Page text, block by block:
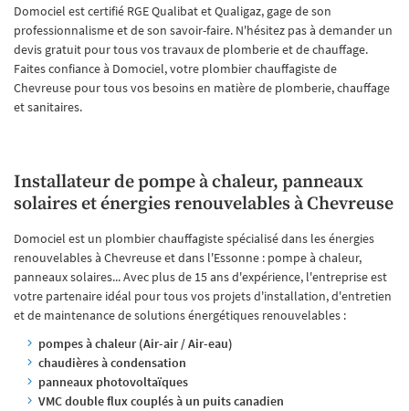
/ CHAUFFAGE
RENOUVELABLES
CONTACT
Restez
Rejoignez-
Domociel est certifié RGE Qualibat et Qualigaz, gage de son
professionnalisme et de son savoir-faire. N'hésitez pas à demander un
devis gratuit pour tous vos travaux de plomberie et de chauffage.
Faites confiance à Domociel, votre plombier chauffagiste de
Chevreuse pour tous vos besoins en matière de plomberie, chauffage
et sanitaires.
Installateur de pompe à chaleur, panneaux
solaires et énergies renouvelables à Chevreuse
Domociel est un plombier chauffagiste spécialisé dans les énergies
renouvelables à Chevreuse et dans l'Essonne : pompe à chaleur,
panneaux solaires... Avec plus de 15 ans d'expérience, l'entreprise est
votre partenaire idéal pour tous vos projets d'installation, d'entretien
et de maintenance de solutions énergétiques renouvelables :
pompes à chaleur (Air-air / Air-eau)
chaudières à condensation
panneaux photovoltaïques
VMC double flux couplés à un puits canadien